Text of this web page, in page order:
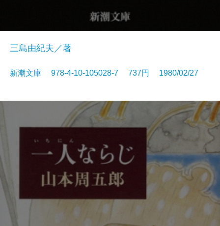
三島由紀夫／著
新潮文庫 978-4-10-105028-7 737円 1980/02/27